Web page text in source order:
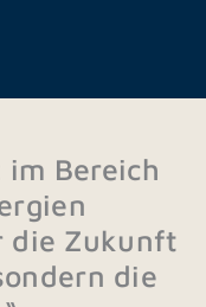
Bereich
die Zukunft
die